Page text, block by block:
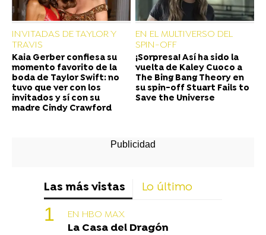
INVITADAS DE TAYLOR Y
TRAVIS
Kaia Gerber confiesa su
momento favorito de la
boda de Taylor Swift: no
tuvo que ver con los
invitados y sí con su
madre Cindy Crawford
EN EL MULTIVERSO DEL
SPIN-OFF
¡Sorpresa! Así ha sido la
vuelta de Kaley Cuoco a
The Bing Bang Theory en
su spin-off Stuart Fails to
Save the Universe
Las más vistas Lo último
EN HBO MAX
La Casa del Dragón